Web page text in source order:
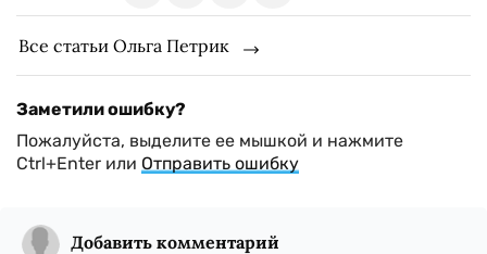
Все статьи Ольга Петрик
Заметили ошибку?
Пожалуйста, выделите ее мышкой и нажмите
Ctrl+Enter или Отправить ошибку
Добавить комментарий